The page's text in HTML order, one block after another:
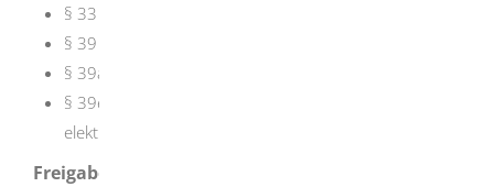
§ 33 Außergewöhnliche Belastungen
§ 39 Lohnsteuerabzugsmerkmal
§ 39a Freibetrag und Hinzurechnungsbetrag
§ 39e Verfahren zur Bildung und Anwendung der
elektronischen Lohnsteuerabzugsmerkmale
Freigabevermerk